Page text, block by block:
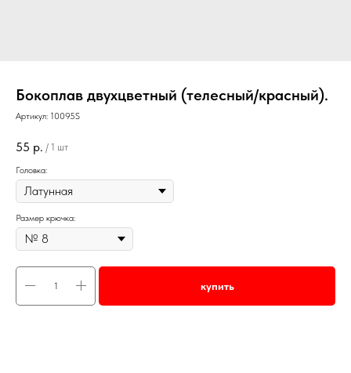
Бокоплав двухцветный (телесный/красный).
Артикул: 10095S
55 р. / 1 шт
Головка:
Размер крючка:
купить